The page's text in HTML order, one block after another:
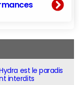
est le paradis
interdits